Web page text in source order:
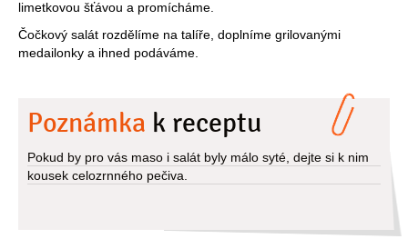
limetkovou šťávou a promícháme.
Čočkový salát rozdělíme na talíře, doplníme grilovanými
medailonky a ihned podáváme.
Poznámka k receptu
Pokud by pro vás maso i salát byly málo syté, dejte si k nim
kousek celozrnného pečiva.